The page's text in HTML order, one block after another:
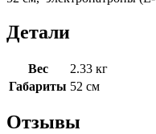
Детали
Вес
2.33 кг
Габариты 52 см
Отзывы